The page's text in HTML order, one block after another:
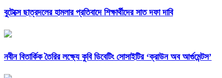
বুটেক্সে ছাত্রদলের হামলার প্রতিবাদে শিক্ষার্থীদের সাত দফা দাবি
নবীন বিতার্কিক তৈরির লক্ষ্যে কুবি ডিবেটিং সোসাইটির ‘ক্রাউন অব আর্গুমেন্টস’